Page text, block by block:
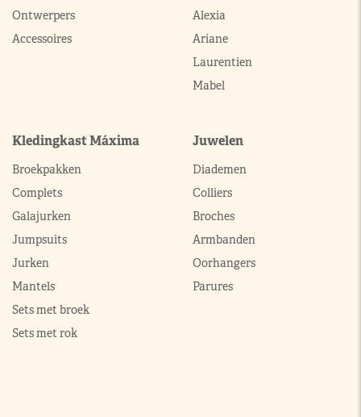
Ontwerpers
Accessoires
Alexia
Ariane
Laurentien
Mabel
Kledingkast Máxima
Broekpakken
Complets
Galajurken
Jumpsuits
Jurken
Mantels
Sets met broek
Sets met rok
Juwelen
Diademen
Colliers
Broches
Armbanden
Oorhangers
Parures